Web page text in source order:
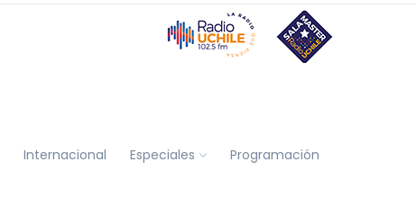
Internacional Especiales Programación